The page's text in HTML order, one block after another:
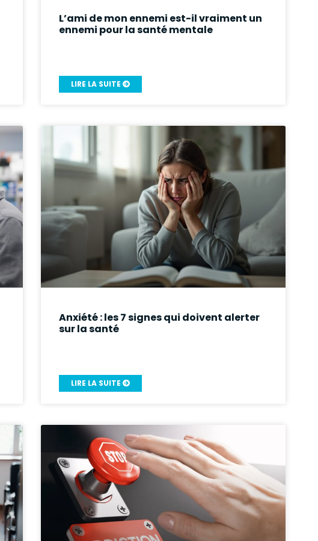
L’ami de mon ennemi est-il vraiment un
ennemi pour la santé mentale
LIRE LA SUITE
Anxiété : les 7 signes qui doivent alerter
sur la santé
LIRE LA SUITE